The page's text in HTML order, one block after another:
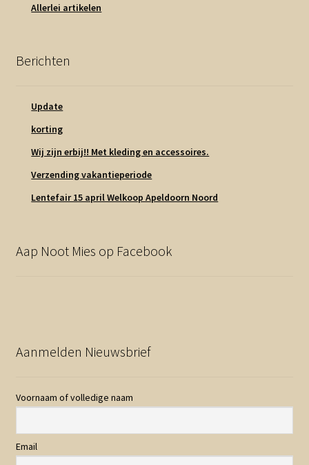
Allerlei artikelen
Berichten
Update
korting
Wij zijn erbij!! Met kleding en accessoires.
Verzending vakantieperiode
Lentefair 15 april Welkoop Apeldoorn Noord
Aap Noot Mies op Facebook
Aanmelden Nieuwsbrief
Voornaam of volledige naam
Email